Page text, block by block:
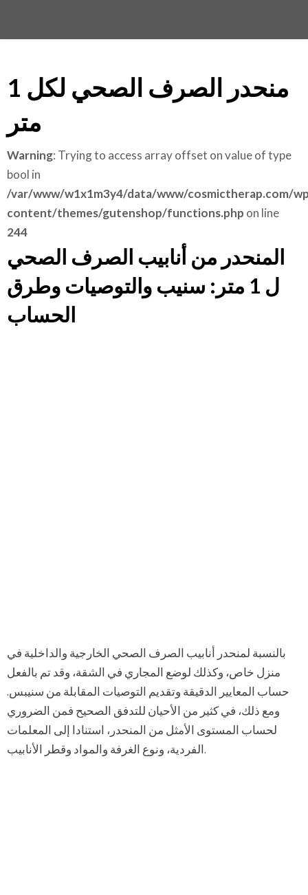
منحدر الصرف الصحي لكل 1
متر
Warning: Trying to access array offset on value of type
bool in
/var/www/w1x1m3y4/data/www/cosmictherap.com/
content/themes/gutenshop/functions.php on line
244
المنحدر من أنابيب الصرف الصحي
ل 1 متر: سنيب والتوصيات وطرق
الحساب
بالنسبة لمنحدر أنابيب الصرف الصحي الخارجية والداخلية في
منزل خاص، وكذلك لوضع المجاري في الشقة، وقد تم بالفعل
حساب المعايير الدقيقة وتقديم التوصيات المقابلة من سنيبس.
ومع ذلك، في كثير من الأحيان للتدفق الصحيح فمن الضروري
لحساب المستوى الأمثل من المنحدر، استنادا إلى المعلمات
الفردية، ونوع الغرفة والمواد وقطر الأنابيب.